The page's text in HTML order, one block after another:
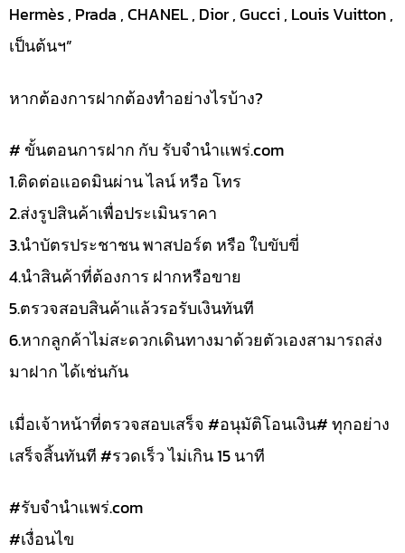
Hermès , Prada , CHANEL , Dior , Gucci , Louis Vuitton ,
เป็นต้นฯ”
หากต้องการฝากต้องทำอย่างไรบ้าง?
# ขั้นตอนการฝาก กับ รับจำนำแพร่.com
1.ติดต่อแอดมินผ่าน ไลน์ หรือ โทร
2.ส่งรูปสินค้าเพื่อประเมินราคา
3.นำบัตรประชาชน พาสปอร์ต หรือ ใบขับขี่
4.นำสินค้าที่ต้องการ ฝากหรือขาย
5.ตรวจสอบสินค้าแล้วรอรับเงินทันที
6.หากลูกค้าไม่สะดวกเดินทางมาด้วยตัวเองสามารถส่ง
มาฝาก ได้เช่นกัน
เมื่อเจ้าหน้าที่ตรวจสอบเสร็จ #อนุมัติโอนเงิน# ทุกอย่าง
เสร็จสิ้นทันที #รวดเร็ว ไม่เกิน 15 นาที
#รับจํานําแพร่.com
#เงื่อนไข